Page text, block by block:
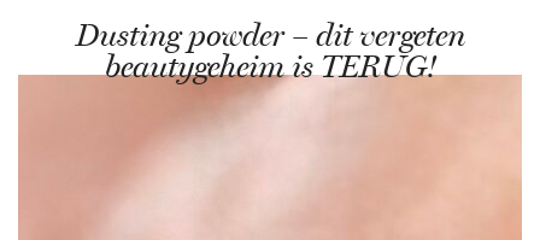
Dusting powder – dit vergeten
beautygeheim is TERUG!